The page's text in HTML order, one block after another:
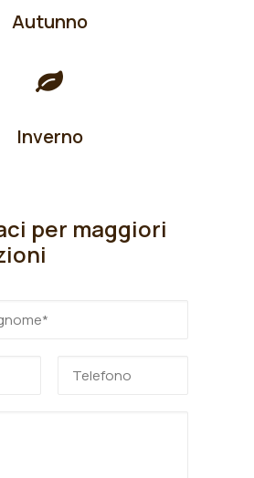
Autunno
Inverno
per maggiori